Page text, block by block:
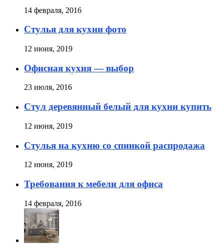
14 февраля, 2016
Стулья для кухни фото
12 июня, 2019
Офисная кухня — выбор
23 июля, 2016
Стул деревянный белый для кухни купить
12 июня, 2019
Стулья на кухню со спинкой распродажа
12 июня, 2019
Требования к мебели для офиса
14 февраля, 2016